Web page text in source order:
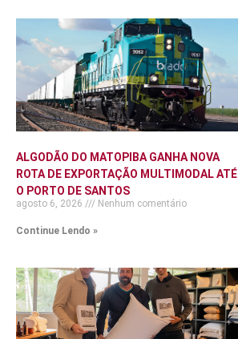
ALGODÃO DO MATOPIBA GANHA NOVA
ROTA DE EXPORTAÇÃO MULTIMODAL ATÉ
O PORTO DE SANTOS
agosto 6, 2026 Nenhum comentário
Continue Lendo »